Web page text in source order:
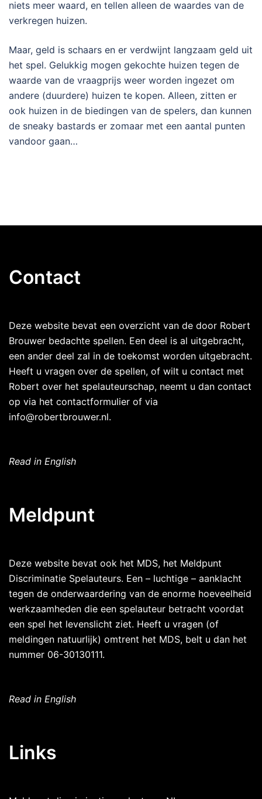
niets meer waard, en tellen alleen de waardes van de
verkregen huizen.
Maar, geld is schaars en er verdwijnt langzaam geld uit
het spel. Gelukkig mogen gekochte huizen tegen de
waarde van de vraagprijs weer worden ingezet om
andere (duurdere) huizen te kopen. Alleen, zitten er
ook huizen in de biedingen van de spelers, dan kunnen
de sneaky bastards er zomaar met een aantal punten
vandoor gaan…
Contact
Deze website bevat een overzicht van de door Robert
Brouwer bedachte spellen. Een deel is al uitgebracht,
een ander deel zal in de toekomst worden uitgebracht.
Heeft u vragen over de spellen, of wilt u contact met
Robert over het spelauteurschap, neemt u dan contact
op via het contactformulier of via
info@robertbrouwer.nl.
Read in English
Meldpunt
Deze website bevat ook het MDS, het Meldpunt
Discriminatie Spelauteurs. Een – luchtige – aanklacht
tegen de onderwaardering van de enorme hoeveelheid
werkzaamheden die een spelauteur betracht voordat
een spel het levenslicht ziet. Heeft u vragen (of
meldingen natuurlijk) omtrent het MDS, belt u dan het
nummer 06-30130111.
Read in English
Links